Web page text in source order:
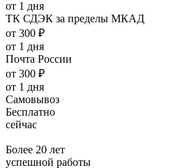
от 1 дня
ТК СДЭК за пределы МКАД
от 300 ₽
от 1 дня
Почта России
от 300 ₽
от 1 дня
Самовывоз
Бесплатно
сейчас
Более 20 лет
успешной работы